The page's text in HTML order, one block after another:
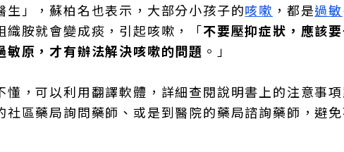
」，蘇柏名也表示，大部分小孩子的咳嗽 ，都是過敏
胺就會變成痰，引起咳嗽，「不要壓抑症狀，應該
原，才有辦法解決咳嗽的問題 。」
，可以利用翻譯軟體，詳細查閱說明書上的注意事
區藥局詢問藥師、或是到醫院的藥局諮詢藥師，避